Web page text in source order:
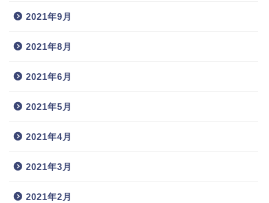
2021年9月
2021年8月
2021年6月
2021年5月
2021年4月
2021年3月
2021年2月